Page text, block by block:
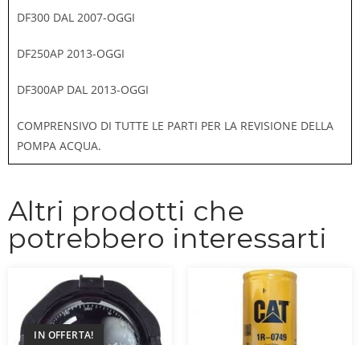
DF300 DAL 2007-OGGI
DF250AP 2013-OGGI
DF300AP DAL 2013-OGGI
COMPRENSIVO DI TUTTE LE PARTI PER LA REVISIONE DELLA
POMPA ACQUA.
Altri prodotti che
potrebbero interessarti
IN OFFERTA!